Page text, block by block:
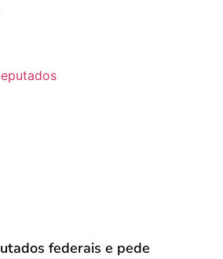
federais e pede